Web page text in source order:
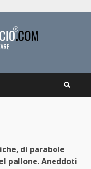
di parabole
pallone. Aneddoti